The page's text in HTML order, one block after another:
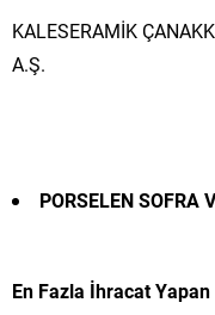
KALESERAMİK
A.Ş.
PORSELEN SOFRA
En Fazla İhracat